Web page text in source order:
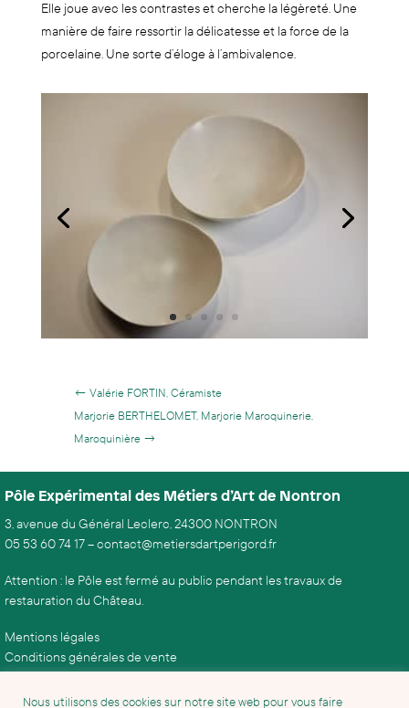
Elle joue avec les contrastes et cherche la légèreté. Une
manière de faire ressortir la délicatesse et la force de la
porcelaine. Une sorte d’éloge à l’ambivalence.
← Valérie FORTIN, Céramiste
Marjorie BERTHELOMET, Marjorie Maroquinerie,
Maroquinière→
Pôle Expérimental des Métiers d’Art de Nontron
3, avenue du Général Leclerc, 24300 NONTRON
05 53 60 74 17–contact@metiersdartperigord.fr
Attention : le Pôle est fermé au public pendant les travaux de
restauration du Château.
Mentions légales
Conditions générales de vente
Nous utilisons des cookies sur notre site web pour vous faire